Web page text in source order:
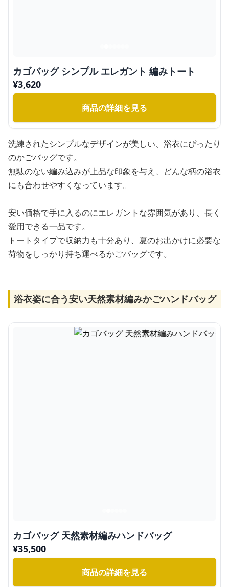
カゴバッグ シンプル エレガント 編みトート
¥3,620
商品の詳細を見る
洗練されたシンプルなデザインが美しい、浴衣にぴったり
のかごバッグです。
無駄のない編み込みが上品な印象を与え、どんな柄の浴衣
にも合わせやすくなっています。
安い価格で手に入るのにエレガントな雰囲気があり、長く
愛用できる一品です。
トートタイプで収納力も十分あり、夏のお出かけに必要な
荷物をしっかり持ち運べるかごバッグです。
浴衣姿に合う安い天然素材編みかごハンドバッグ
カゴバッグ 天然素材編みハンドバッグ
¥35,500
商品の詳細を見る